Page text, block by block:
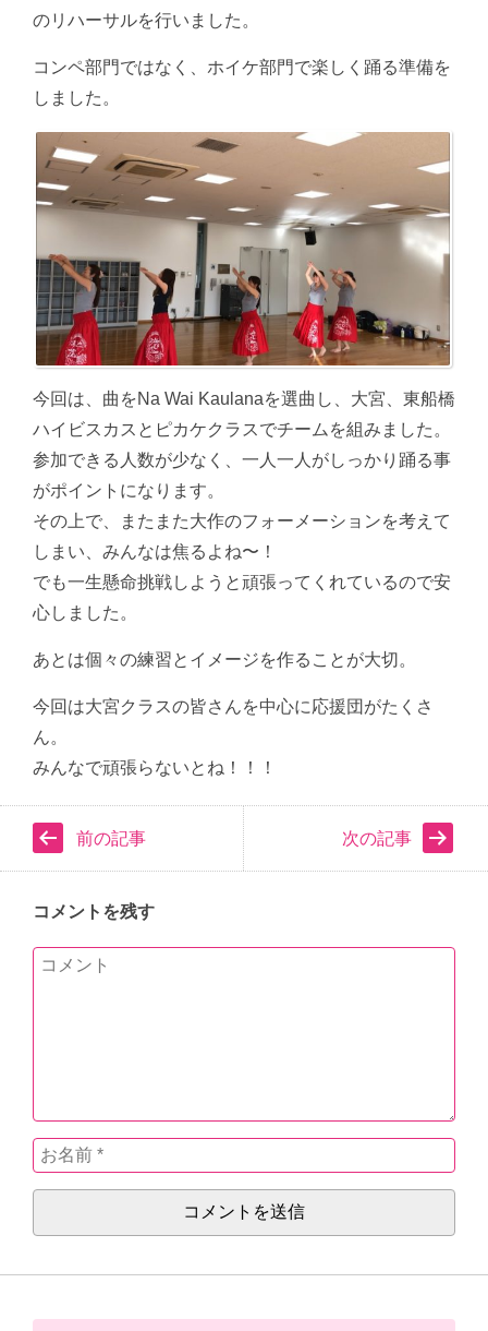
のリハーサルを行いました。
コンペ部門ではなく、ホイケ部門で楽しく踊る準備を
しました。
今回は、曲をNa Wai Kaulanaを選曲し、大宮、東船橋
ハイビスカスとピカケクラスでチームを組みました。
参加できる人数が少なく、一人一人がしっかり踊る事
がポイントになります。
その上で、またまた大作のフォーメーションを考えて
しまい、みんなは焦るよね〜！
でも一生懸命挑戦しようと頑張ってくれているので安
心しました。
あとは個々の練習とイメージを作ることが大切。
今回は大宮クラスの皆さんを中心に応援団がたくさ
ん。
みんなで頑張らないとね！！！
前の記事 次の記事
コメントを残す